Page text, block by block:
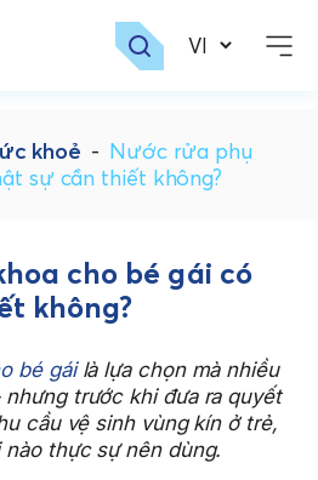
khoẻ - Nước rửa phụ
sự cần thiết không?
cho bé gái có
không?
bé gáilà lựa chọn mà nhiều
trước khi đưa ra quyết
cầu vệ sinh vùng kín ở trẻ,
nào thực sự nên dùng.